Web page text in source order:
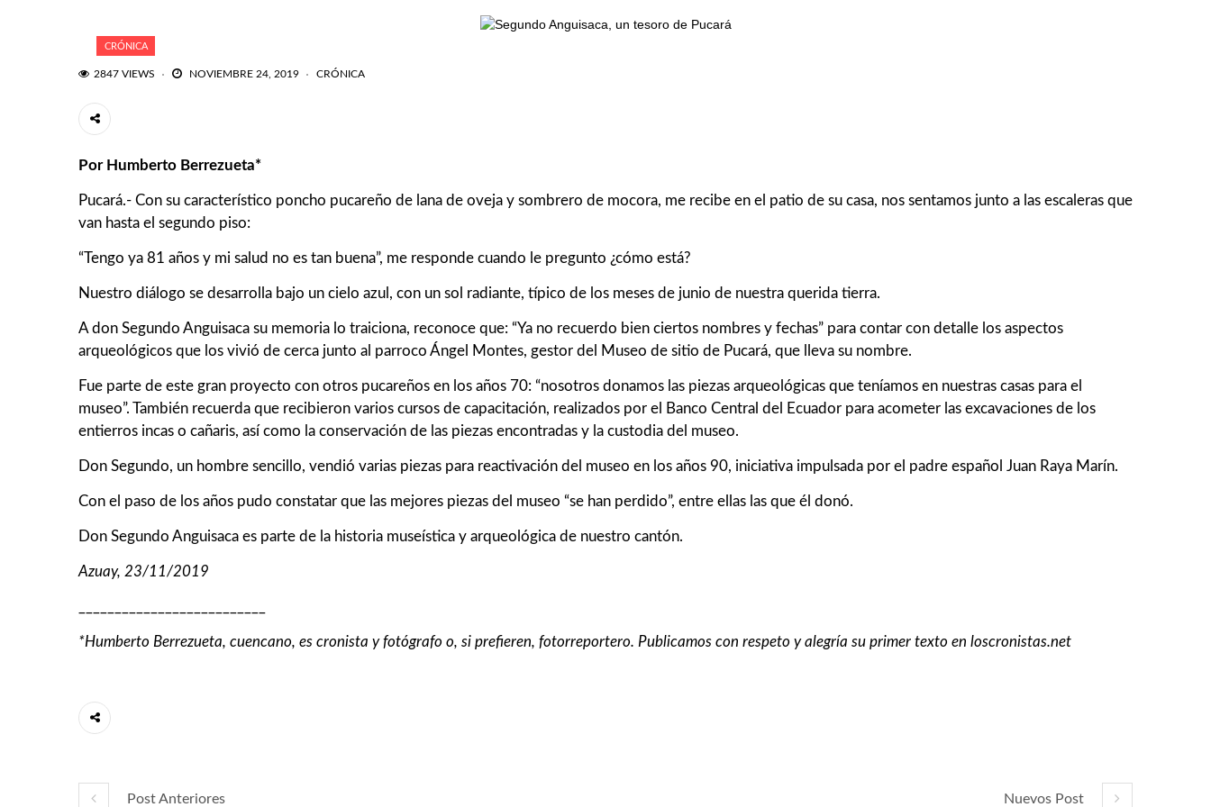
CRÓNICA
2847 VIEWS NOVIEMBRE 24, 2019 CRÓNICA
Por Humberto Berrezueta*
Pucará.- Con su característico poncho pucareño de lana de oveja y sombrero de mocora, me recibe en el patio de su casa, nos sentamos junto a las escaleras que
van hasta el segundo piso:
“Tengo ya 81 años y mi salud no es tan buena”, me responde cuando le pregunto ¿cómo está?
Nuestro diálogo se desarrolla bajo un cielo azul, con un sol radiante, típico de los meses de junio de nuestra querida tierra.
A don Segundo Anguisaca su memoria lo traiciona, reconoce que: “Ya no recuerdo bien ciertos nombres y fechas” para contar con detalle los aspectos
arqueológicos que los vivió de cerca junto al parroco Ángel Montes, gestor del Museo de sitio de Pucará, que lleva su nombre.
Fue parte de este gran proyecto con otros pucareños en los años 70: “nosotros donamos las piezas arqueológicas que teníamos en nuestras casas para el
museo”. También recuerda que recibieron varios cursos de capacitación, realizados por el Banco Central del Ecuador para acometer las excavaciones de los
entierros incas o cañaris, así como la conservación de las piezas encontradas y la custodia del museo.
Don Segundo, un hombre sencillo, vendió varias piezas para reactivación del museo en los años 90, iniciativa impulsada por el padre español Juan Raya Marín.
Con el paso de los años pudo constatar que las mejores piezas del museo “se han perdido”, entre ellas las que él donó.
Don Segundo Anguisaca es parte de la historia museística y arqueológica de nuestro cantón.
Azuay, 23/11/2019
*Humberto Berrezueta, cuencano, es cronista y fotógrafo o, si prefieren, fotorreportero. Publicamos con respeto y alegría su primer texto en loscronistas.net
Post Anteriores Nuevos Post